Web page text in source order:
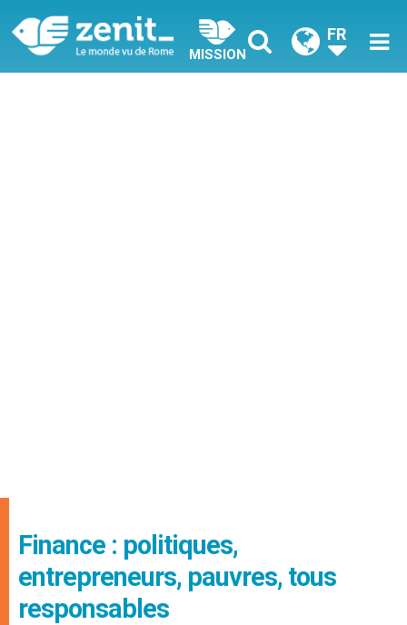
MISSION
FR
Finance : politiques,
entrepreneurs, pauvres, tous
responsables